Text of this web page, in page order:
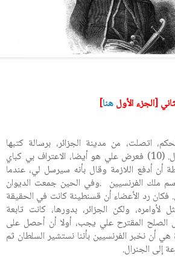
[الجزء الأولهنا]
اتصلت، من مدينة الجزائر، برسالة كتبها
الجنرال الذي يسمى كلوزال. (10) فعرض علي هو أيضا، الاعتراف بي كباي
أدفع اللازمة وقال بأنه سيرسل لي، عندما
ملك الفرنسيين .وفي الحين جمعت الديوان
فكان رد الأعضاء أن قسنطينة كانت في الحقيقة
لأوامره، ولكن الجزائر، بدورها، كانت تابعة
الصلح المقترح علي يجب، أولا أن أحصل على
هي أن نخبر الفرنسيين بأننا نستشير السلطان ثم
إلى الجنرال.